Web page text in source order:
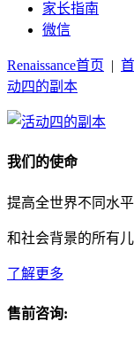
家长指南
微信
Renaissance首页 |
动四的副本
我们的使命
提高全世界不同水
和社会背景的所有
了解更多
售前咨询: